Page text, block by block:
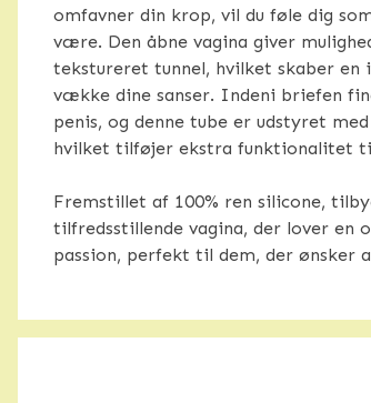
omfavner din krop, vil du føle dig
være. Den åbne vagina giver
tekstureret tunnel, hvilket skaber en
vække dine sanser. Indeni briefen
penis, og denne tube er udstyret
hvilket tilføjer ekstra funktionalitet
Fremstillet af 100% ren silicone,
tilfredsstillende vagina, der lover en
passion, perfekt til dem, der ønsker